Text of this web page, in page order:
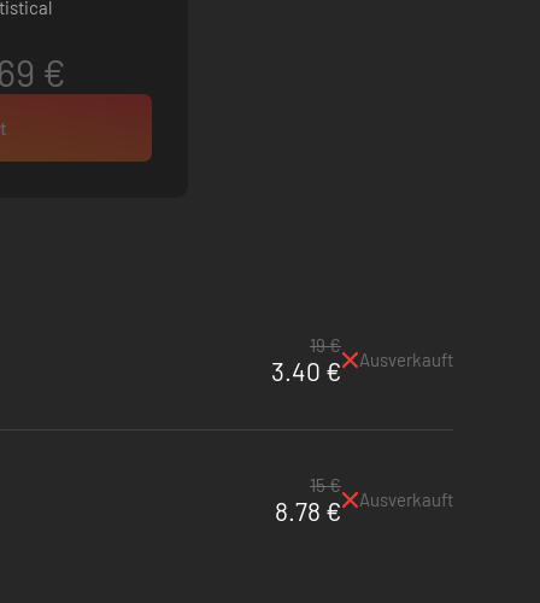
€
19 €
3.40 € Ausverkauft
15 €
8.78 € Ausverkauft